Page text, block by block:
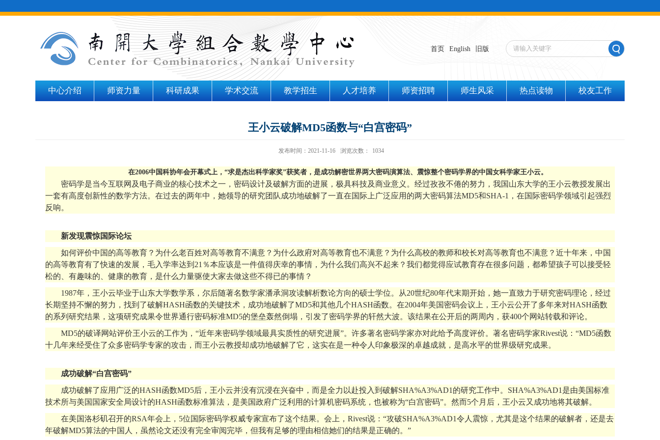
首页 English 旧版
中心介绍 师资力量 科研成果 学术交流 教学招生 人才培养 师资招聘 师生风采 热点读物 校友工作
王小云破解MD5函数与“白宫密码”
发布时间：2021-11-16 浏览次数： 1034
在2006中国科协年会开幕式上，“求是杰出科学家奖”获奖者，是成功解密世界两大密码演算法、震惊整个密码学界的中国女科学家王小云。
密码学是当今互联网及电子商业的核心技术之一，密码设计及破解方面的进展，极具科技及商业意义。经过孜孜不倦的努力，我国山东大学的王小云教授发展出
一套有高度创新性的数学方法。在过去的两年中，她领导的研究团队成功地破解了一直在国际上广泛应用的两大密码算法MD5和SHA-1，在国际密码学领域引起强烈
反响。
新发现震惊国际论坛
如何评价中国的高等教育？为什么老百姓对高等教育不满意？为什么政府对高等教育也不满意？为什么高校的教师和校长对高等教育也不满意？近十年来，中国
的高等教育有了快速的发展，毛入学率达到21％本应该是一件值得庆幸的事情，为什么我们高兴不起来？我们都觉得应试教育存在很多问题，都希望孩子可以接受轻
松的、有趣味的、健康的教育，是什么力量驱使大家去做这些不得已的事情？
1987年，王小云毕业于山东大学数学系，尔后随著名数学家潘承洞攻读解析数论方向的硕士学位。从20世纪80年代末期开始，她一直致力于研究密码理论，经过
长期坚持不懈的努力，找到了破解HASH函数的关键技术，成功地破解了MD5和其他几个HASH函数。在2004年美国密码会议上，王小云公开了多年来对HASH函数
的系列研究结果，这项研究成果令世界通行密码标准MD5的堡垒轰然倒塌，引发了密码学界的轩然大波。该结果在公开后的两周内，获400个网站转载和评论。
MD5的破译网站评价王小云的工作为，“近年来密码学领域最具实质性的研究进展”。许多著名密码学家亦对此给予高度评价。著名密码学家Rivest说：“MD5函数
十几年来经受住了众多密码学专家的攻击，而王小云教授却成功地破解了它，这实在是一种令人印象极深的卓越成就，是高水平的世界级研究成果。
成功破解“白宫密码”
成功破解了应用广泛的HASH函数MD5后，王小云并没有沉浸在兴奋中，而是全力以赴投入到破解SHA%A3%AD1的研究工作中。SHA%A3%AD1是由美国标准
技术所与美国国家安全局设计的HASH函数标准算法，是美国政府广泛利用的计算机密码系统，也被称为“白宫密码”。然而5个月后，王小云又成功地将其破解。
在美国洛杉矶召开的RSA年会上，5位国际密码学权威专家宣布了这个结果。会上，Rivest说：“攻破SHA%A3%AD1令人震惊，尤其是这个结果的破解者，还是去
年破解MD5算法的中国人，虽然论文还没有完全审阅完毕，但我有足够的理由相信她们的结果是正确的。”